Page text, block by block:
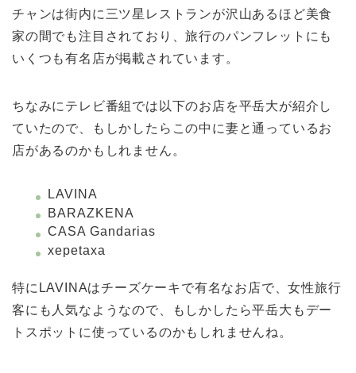
チャンは街内に三ツ星レストランが沢山あるほど美食
家の間でも注目されており、旅行のパンフレットにも
いくつも有名店が掲載されています。
ちなみにテレビ番組では以下のお店を平岳大が紹介し
ていたので、もしかしたらこの中に妻と通っているお
店があるのかもしれません。
LAVINA
BARAZKENA
CASA Gandarias
xepetaxa
特にLAVINAはチーズケーキで有名なお店で、女性旅行
客にも人気なようなので、もしかしたら平岳大もデー
トスポットに使っているのかもしれませんね。